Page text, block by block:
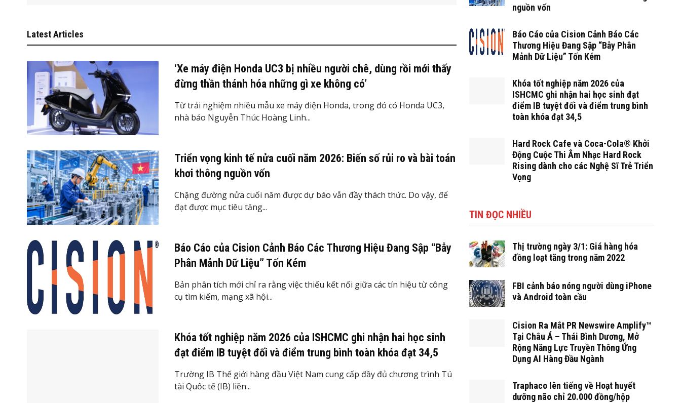
Latest Articles
‘Xe máy điện Honda UC3 bị nhiều người chê, dùng rồi mới thấy
đừng thần thánh hóa những gì xe không có’
Từ trải nghiệm nhiều mẫu xe máy điện Honda, trong đó có Honda UC3,
nhà báo Nguyễn Thúc Hoàng Linh...
Triển vọng kinh tế nửa cuối năm 2026: Biến số rủi ro và bài toán
khơi thông nguồn vốn
Chặng đường nửa cuối năm được dự báo vẫn đầy thách thức. Do vậy, để
đạt được mục tiêu tăng...
Báo Cáo của Cision Cảnh Báo Các Thương Hiệu Đang Sập “Bẫy
Phân Mảnh Dữ Liệu” Tốn Kém
Bản phân tích mới chỉ ra rằng việc thiếu kết nối giữa các tín hiệu từ công
cụ tìm kiếm, mạng xã hội...
Khóa tốt nghiệp năm 2026 của ISHCMC ghi nhận hai học sinh
đạt điểm IB tuyệt đối và điểm trung bình toàn khóa đạt 34,5
Trường IB Thế giới hàng đầu Việt Nam cung cấp đầy đủ chương trình Tú
tài Quốc tế (IB) liền...
nguồn vốn
Báo Cáo của Cision Cảnh Báo Các
Thương Hiệu Đang Sập “Bẫy Phân
Mảnh Dữ Liệu” Tốn Kém
Khóa tốt nghiệp năm 2026 của
ISHCMC ghi nhận hai học sinh đạt
điểm IB tuyệt đối và điểm trung bình
toàn khóa đạt 34,5
Hard Rock Cafe và Coca-Cola® Khởi
Động Cuộc Thi Âm Nhạc Hard Rock
Rising dành cho các Nghệ Sĩ Trẻ Triển
Vọng
TIN ĐỌC NHIỀU
Thị trường ngày 3/1: Giá hàng hóa
đồng loạt tăng trong năm 2022
FBI cảnh báo nóng người dùng iPhone
và Android toàn cầu
Cision Ra Mắt PR Newswire Amplify™
Tại Châu Á – Thái Bình Dương, Mở
Rộng Năng Lực Truyền Thông Ứng
Dụng AI Hàng Đầu Ngành
Traphaco lên tiếng về Hoạt huyết
dưỡng não chỉ 20.000 đồng/hộp